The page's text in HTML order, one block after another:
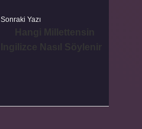
Sonraki Yazı